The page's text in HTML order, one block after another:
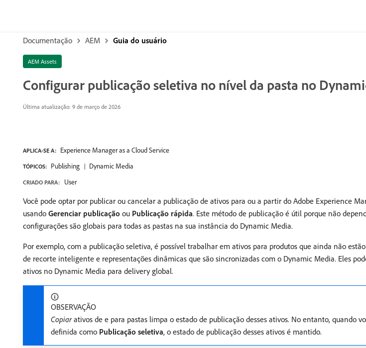
Documentação AEM Guia do usuário
AEM Assets
Configurar publicação seletiva no nível da pasta no
Última atualização: 9 de março de 2026
APLICA-SE A: Experience Manager as a Cloud Service
TÓPICOS: Publishing Dynamic Media
CRIADO PARA: User
Você pode optar por publicar ou cancelar a publicação de ativos para ou a partir do Adobe Experience
usando Gerenciar publicação ou Publicação rápida. Este método de publicação é útil porque não
configurações são globais para todas as pastas na sua instância do Dynamic Media.
Por exemplo, com a publicação seletiva, é possível trabalhar em ativos para produtos que ainda não
de recorte inteligente e representações dinâmicas que são sincronizadas com o Dynamic Media. Eles
ativos no Dynamic Media para delivery global.
OBSERVAÇÃO
Copiarativos de e para pastas limpa o estado de publicação desses ativos. No entanto, quando
definida como Publicação seletiva, o estado de publicação desses ativos é mantido.